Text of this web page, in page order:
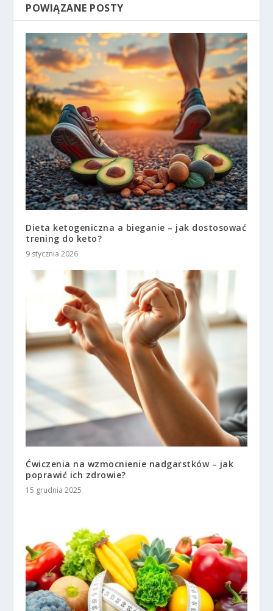
POWIĄZANE POSTY
Dieta ketogeniczna a bieganie – jak dostosować
trening do keto?
9 stycznia 2026
Ćwiczenia na wzmocnienie nadgarstków – jak
poprawić ich zdrowie?
15 grudnia 2025